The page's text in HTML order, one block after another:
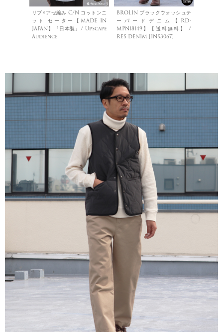
リブ×アゼ編み C/N コットンニ
ット セーター【MADE IN
JAPAN】『日本製』/ Upscape
Audience
BROLIN ブラックウォッシュテ
ーパードデニム【RD-
MPN18149】【送料無料】 /
RES DENIM [INS3067]